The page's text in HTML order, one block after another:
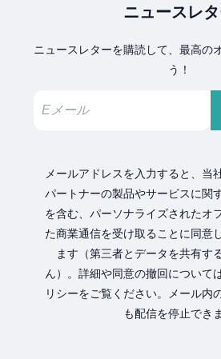
ニュースレ
ニュースレターを購読して、最高の
う！
メールアドレスを入力すると、当
パートナーの製品やサービスに関
を含む、パーソナライズされたオ
た商業通信を受け取ることに同意
ます（第三者とデータを共有す
ん）。詳細や同意の撤回について
リシーをご覧ください。メール内
も配信を停止でき